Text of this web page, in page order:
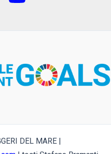
DEL MARE |